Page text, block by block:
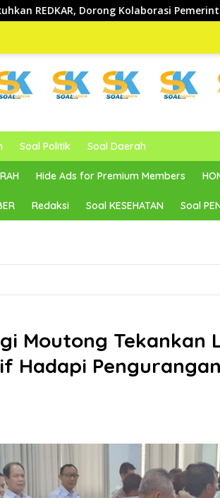
Kolaborasi Pemerintah dan
Soal Politik Soal Daerah
Hide Ads for Premium Members
Redaksi Soal KESEHATAN Soal
Moutong Tekankan
Hadapi